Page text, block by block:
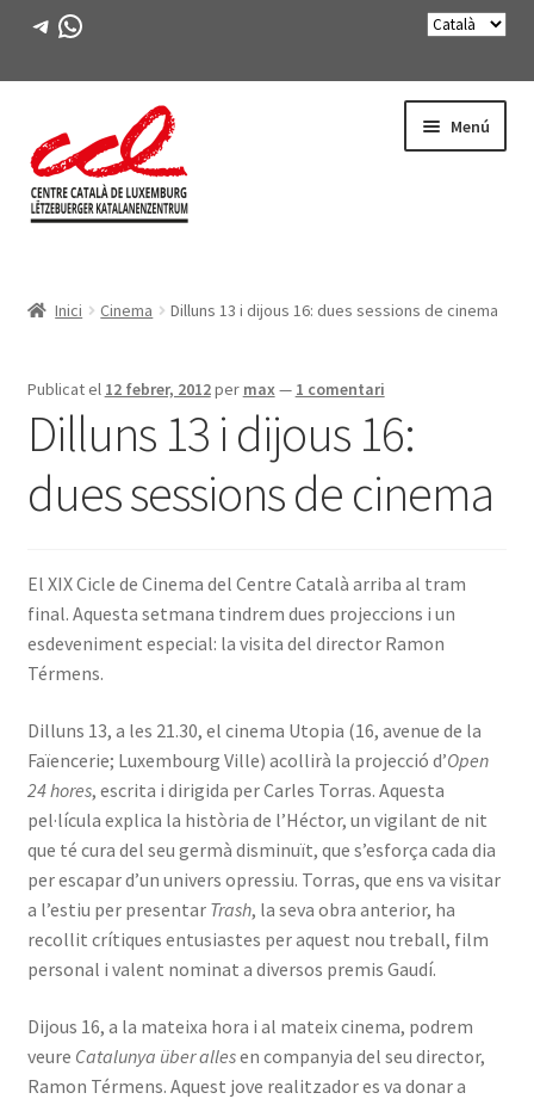
Telegram
WhatsApp
navegació
al
contingut
Menú
menú
ACTIVITATS
CURSOS
FES-TE SOCI
LLIBRE
INICIA SESSIÓ
Inici Cinema Dilluns 13 i dijous 16: dues sessions de cinema
Publicat el 12 febrer, 2012per max— 1 comentari
Dilluns 13 i dijous 16:
dues sessions de cinema
El XIX Cicle de Cinema del Centre Català arriba al tram
final. Aquesta setmana tindrem dues projeccions i un
esdeveniment especial: la visita del director Ramon
Térmens.
Dilluns 13, a les 21.30, el cinema Utopia (16, avenue de la
Faïencerie; Luxembourg Ville) acollirà la projecció d’Open
24 hores, escrita i dirigida per Carles Torras. Aquesta
pel·lícula explica la història de l’Héctor, un vigilant de nit
que té cura del seu germà disminuït, que s’esforça cada dia
per escapar d’un univers opressiu. Torras, que ens va visitar
a l’estiu per presentar Trash, la seva obra anterior, ha
recollit crítiques entusiastes per aquest nou treball, film
personal i valent nominat a diversos premis Gaudí.
Dijous 16, a la mateixa hora i al mateix cinema, podrem
veure Catalunya über allesen companyia del seu director,
Ramon Térmens. Aquest jove realitzador es va donar a